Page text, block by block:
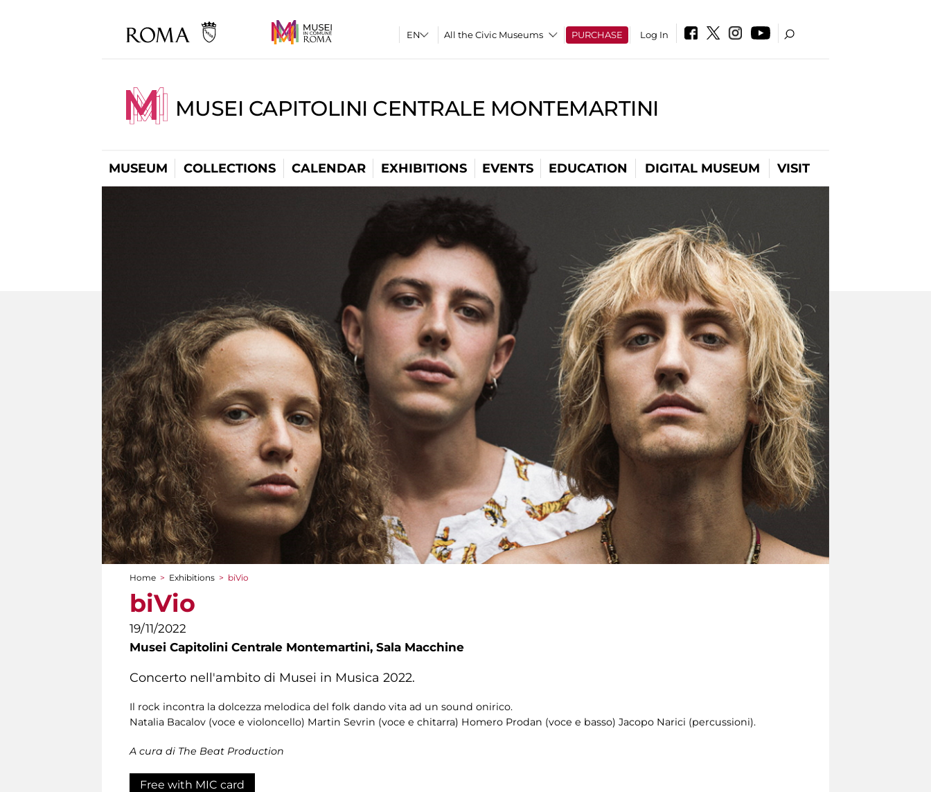
All the Civic Museums PURCHASE Log In
MUSEI CAPITOLINI CENTRALE MONTEMARTINI
MUSEUM COLLECTIONS CALENDAR EXHIBITIONS EVENTS EDUCATION DIGITAL MUSEUM VISIT
You are here
Home > Exhibitions > biVio
biVio
19/11/2022
Musei Capitolini Centrale Montemartini, Sala Macchine
Concerto nell'ambito di Musei in Musica 2022.
Il rock incontra la dolcezza melodica del folk dando vita ad un sound onirico.
Natalia Bacalov (voce e violoncello) Martin Sevrin (voce e chitarra) Homero Prodan (voce e basso) Jacopo Narici (percussioni).
A cura di The Beat Production
Free with MIC card